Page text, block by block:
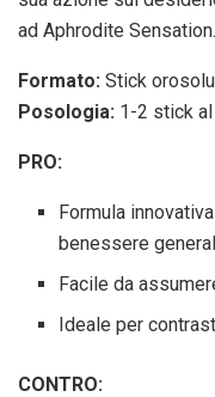
ad Aphrodite Sensation.
Formato: Stick
Posologia: 1-2 stick
PRO:
Formula
benessere
Facile da
Ideale per
CONTRO: